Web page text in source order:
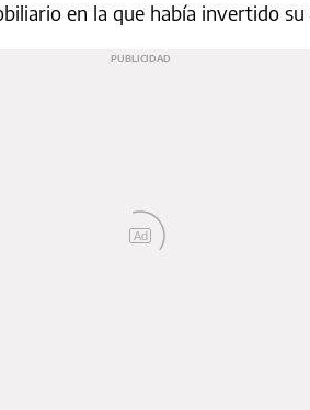
en la que había invertido
Ad